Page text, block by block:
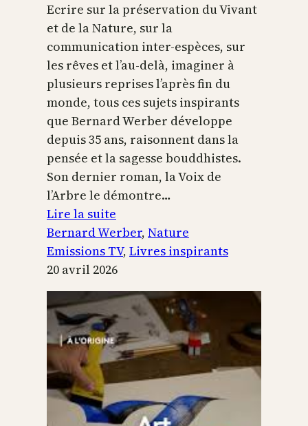
Ecrire sur la préservation du Vivant
et de la Nature, sur la
communication inter-espèces, sur
les rêves et l’au-delà, imaginer à
plusieurs reprises l’après fin du
monde, tous ces sujets inspirants
que Bernard Werber développe
depuis 35 ans, raisonnent dans la
pensée et la sagesse bouddhistes.
Son dernier roman, la Voix de
l’Arbre le démontre…
Lire la suite
La
Voix
de
l’arbre
Bernard Werber, Nature
Emissions TV, Livres inspirants
20 avril 2026